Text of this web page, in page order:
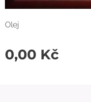
Olej
0,00 Kč